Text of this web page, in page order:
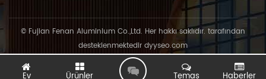
© Fujian Fenan Aluminium Co.,Ltd. Her hakkı saklıdır. tarafından
desteklenmektedir dyyseo.com
Ev Ürünler Haberler
Temas